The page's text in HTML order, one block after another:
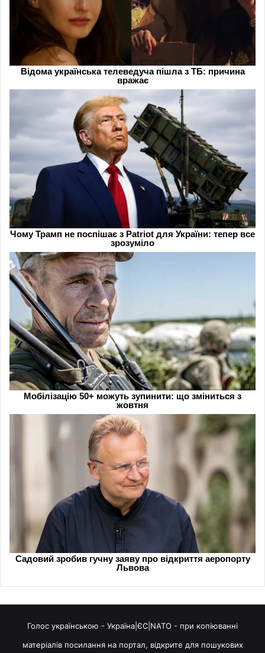
Голос українською - Україна|ЄС|NATO - при копіюванні
матеріалів посилання на портал, відкрите для пошукових